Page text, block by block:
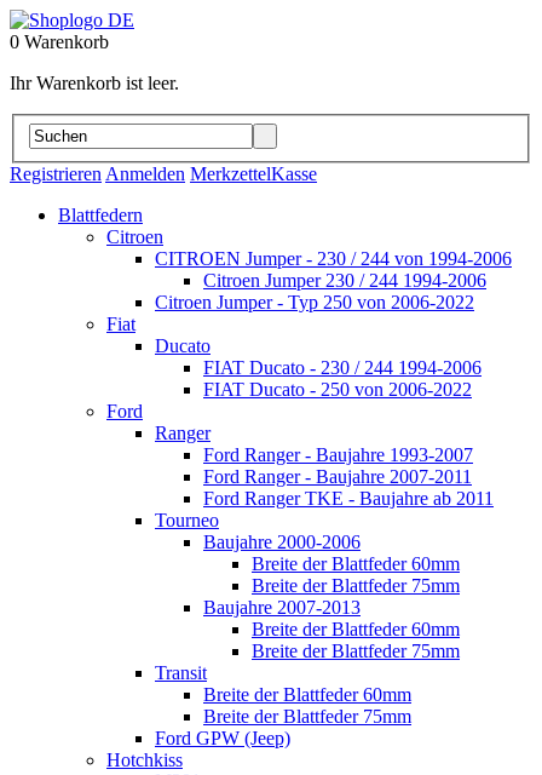
0 Warenkorb
Ihr Warenkorb ist leer.
Registrieren Anmelden MerkzettelKasse
Blattfedern
Citroen
CITROEN Jumper - 230 / 244 von 1994-2006
Citroen Jumper 230 / 244 1994-2006
Citroen Jumper - Typ 250 von 2006-2022
Fiat
Ducato
FIAT Ducato - 230 / 244 1994-2006
FIAT Ducato - 250 von 2006-2022
Ford
Ranger
Ford Ranger - Baujahre 1993-2007
Ford Ranger - Baujahre 2007-2011
Ford Ranger TKE - Baujahre ab 2011
Tourneo
Baujahre 2000-2006
Breite der Blattfeder 60mm
Breite der Blattfeder 75mm
Baujahre 2007-2013
Breite der Blattfeder 60mm
Breite der Blattfeder 75mm
Transit
Breite der Blattfeder 60mm
Breite der Blattfeder 75mm
Ford GPW (Jeep)
Hotchkiss